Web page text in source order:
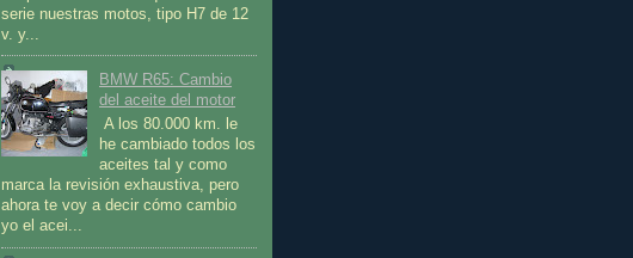
serie nuestras motos, tipo H7 de 12
v. y...
BMW R65: Cambio
del aceite del motor
A los 80.000 km. le
he cambiado todos los
aceites tal y como
marca la revisión exhaustiva, pero
ahora te voy a decir cómo cambio
yo el acei...